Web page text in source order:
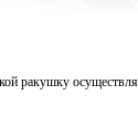
ракушку